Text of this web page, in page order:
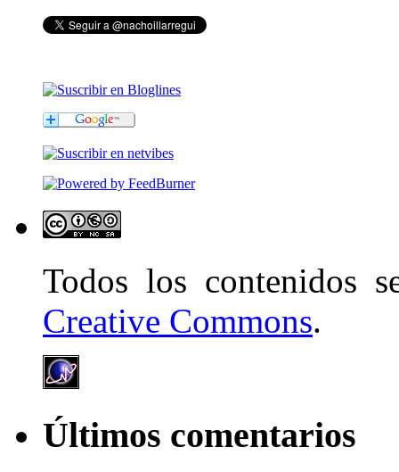
Todos los contenidos
Creative Commons.
Últimos comentarios